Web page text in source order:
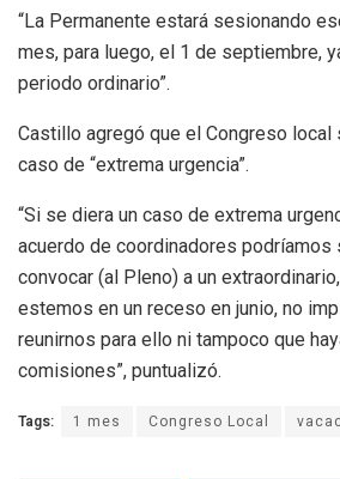
“La Permanente estará sesionando
mes, para luego, el 1 de septiembre,
periodo ordinario”.
Castillo agregó que el Congreso local
caso de “extrema urgencia”.
“Si se diera un caso de extrema
acuerdo de coordinadores podríamos
convocar (al Pleno) a un
estemos en un receso en junio, no
reunirnos para ello ni tampoco que
comisiones”, puntualizó.
Tags: 1 mes Congreso Local